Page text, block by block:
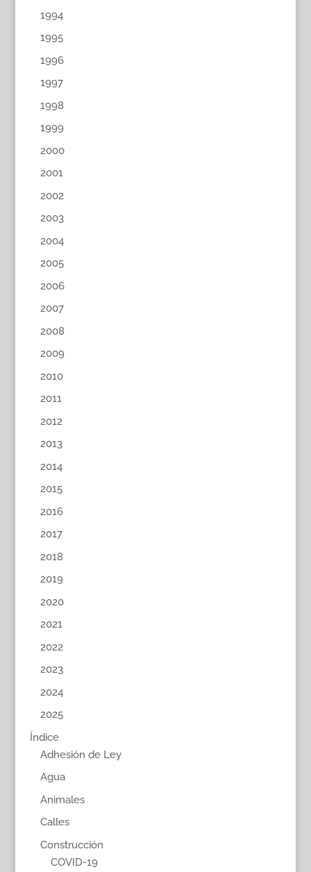
1994
1995
1996
1997
1998
1999
2000
2001
2002
2003
2004
2005
2006
2007
2008
2009
2010
2011
2012
2013
2014
2015
2016
2017
2018
2019
2020
2021
2022
2023
2024
2025
Índice
Adhesión de Ley
Agua
Animales
Calles
Construcción
COVID-19